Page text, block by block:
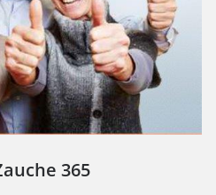
365